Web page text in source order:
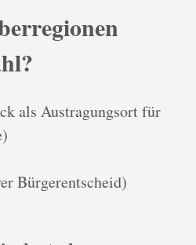
als Austragungsort für
Bürgerentscheid)